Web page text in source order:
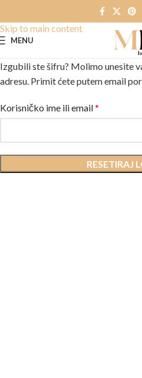
Skip to main content
MENU
Izgubili ste šifru? Molimo unesite
adresu. Primit ćete putem email
Korisničko ime ili email*
RESETIRAJ